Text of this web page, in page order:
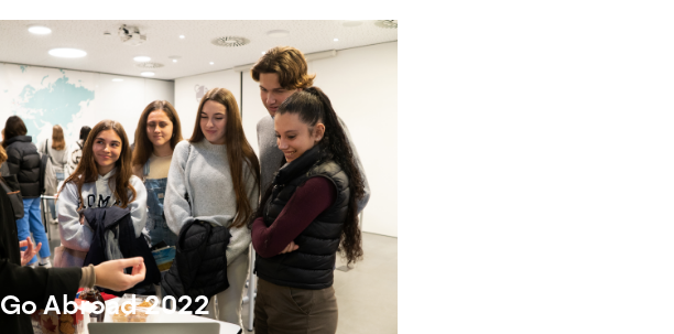
Go Abroad 2022